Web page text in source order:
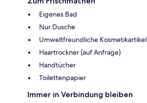
Eigenes Bad
Nur Dusche
Umweltfreundliche Kosmetikartikel
Haartrockner (auf Anfrage)
Handtücher
Toilettenpapier
Immer in Verbindung bleiben